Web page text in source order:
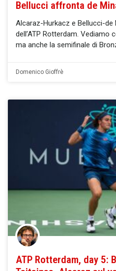
Bellucci affronta de
Alcaraz-Hurkacz e Bellucci-de
dell’ATP Rotterdam. Vediamo
ma anche la semifinale di
Domenico Gioffrè
ATP Rotterdam, day 5: